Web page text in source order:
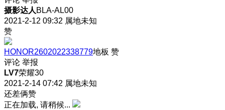
摄影达人 BLA-AL00
2021-2-12 09:32 属地未知
赞
HONOR2602022338779地板 赞
评论 举报
LV7荣耀30
2021-2-14 07:42 属地未知
还差俩赞
正在加载, 请稍候...